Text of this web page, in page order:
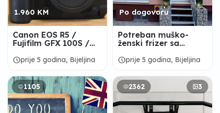
1.960 KM
Canon EOS R5 /
Fujifilm GFX 100S /
scheduleprije 5 godina, Bijeljina
Po dogovoru
Potreban muško-
ženski frizer sa
scheduleprije 5 godina, Bijeljina
1105 2362 3